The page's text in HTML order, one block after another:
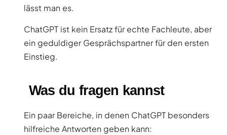
lässt man es.
ChatGPT ist kein Ersatz für echte Fachleute, aber
ein geduldiger Gesprächspartner für den ersten
Einstieg.
Was du fragen kannst
Ein paar Bereiche, in denen ChatGPT besonders
hilfreiche Antworten geben kann: